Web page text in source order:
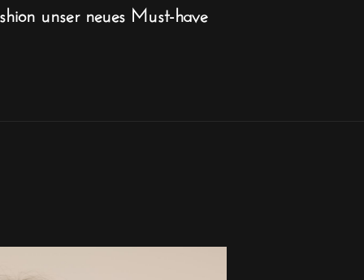
unser neues Must-have